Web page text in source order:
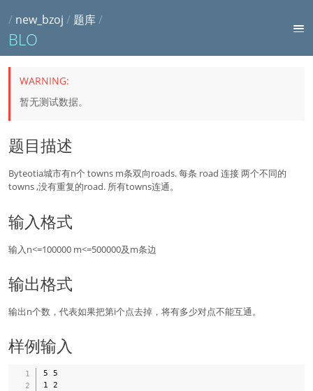
/ new_bzoj / 题库/
BLO
暂无测试数据。
题目描述
Byteotia城市有n个 towns m条双向roads. 每条 road 连接 两个不同的
towns ,没有重复的road. 所有towns连通。
输入格式
输入n<=100000 m<=500000及m条边
输出格式
输出n个数，代表如果把第i个点去掉，将有多少对点不能互通。
样例输入
5 5
1 2